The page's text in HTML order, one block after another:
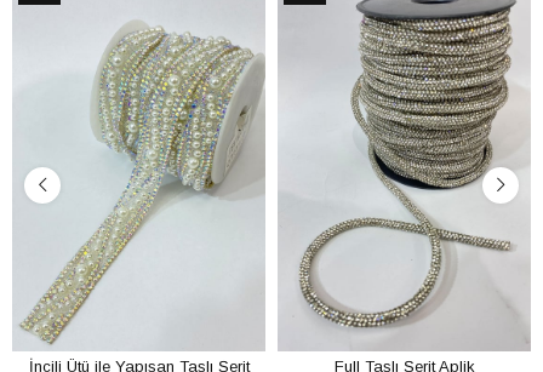
İncili Ütü ile Yapışan Taşlı Şerit
Full Taşlı Şerit Aplik